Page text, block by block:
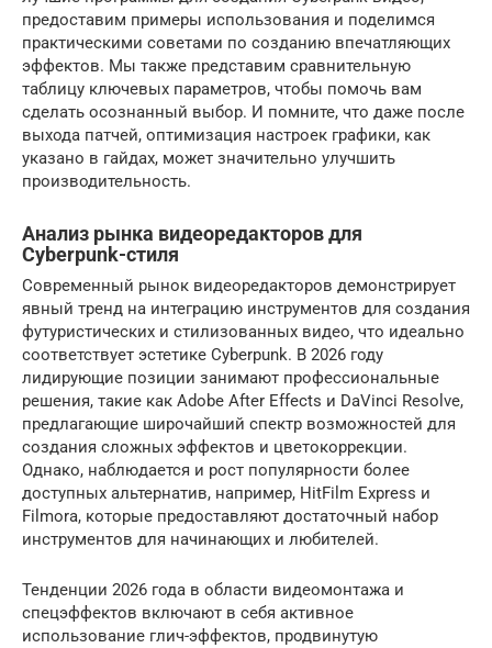
предоставим примеры использования и поделимся
практическими советами по созданию впечатляющих
эффектов. Мы также представим сравнительную
таблицу ключевых параметров, чтобы помочь вам
сделать осознанный выбор. И помните, что даже после
выхода патчей, оптимизация настроек графики, как
указано в гайдах, может значительно улучшить
производительность.
Анализ рынка видеоредакторов для
Cyberpunk-стиля
Современный рынок видеоредакторов демонстрирует
явный тренд на интеграцию инструментов для создания
футуристических и стилизованных видео, что идеально
соответствует эстетике Cyberpunk. В 2026 году
лидирующие позиции занимают профессиональные
решения, такие как Adobe After Effects и DaVinci Resolve,
предлагающие широчайший спектр возможностей для
создания сложных эффектов и цветокоррекции.
Однако, наблюдается и рост популярности более
доступных альтернатив, например, HitFilm Express и
Filmora, которые предоставляют достаточный набор
инструментов для начинающих и любителей.
Тенденции 2026 года в области видеомонтажа и
спецэффектов включают в себя активное
использование глич-эффектов, продвинутую